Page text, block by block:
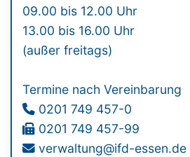
09.00 bis 12.00 Uhr
13.00 bis 16.00 Uhr
(außer freitags)
Termine nach Vereinbarung
0201 749 457-0
0201 749 457-99
verwaltung@ifd-essen.de